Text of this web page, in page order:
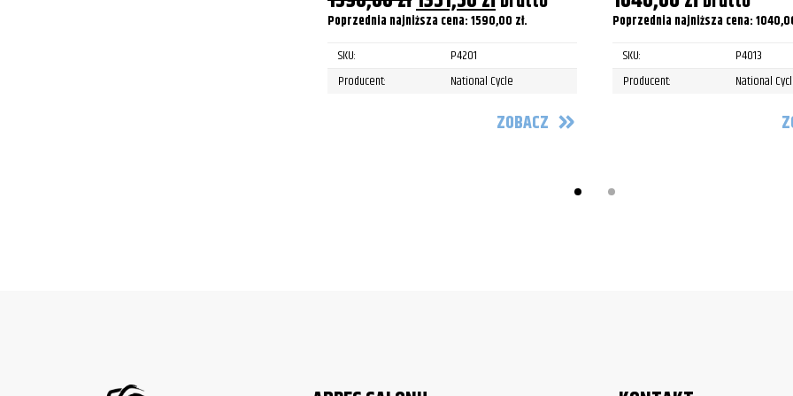
cena
wynosiła:
1590,00 zł.
cena
1351,50 zł.
Poprzednia najniższa cena:1590,00 zł.
SKU:
P4201
Producent:
National Cycle
ZOBACZ
Poprzednia najniższa cena:
SKU:
P4013
Producent:
National